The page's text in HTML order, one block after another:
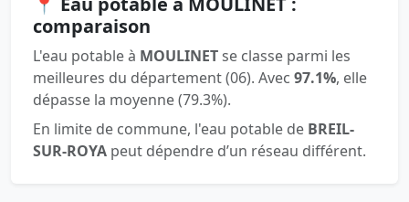
comparaison
L'eau potable à MOULINETse classe parmi les
meilleures du département (06). Avec 97.1%, elle
dépasse la moyenne (79.3%).
En limite de commune, l'eau potable de BREIL-
SUR-ROYA peut dépendre d’un réseau différent.